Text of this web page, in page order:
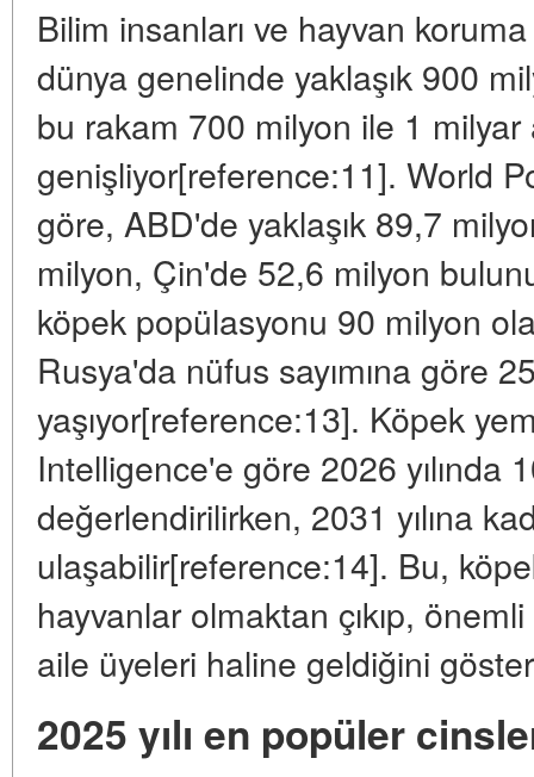
Bilim insanları ve hayvan
dünya genelinde yaklaşık 900
bu rakam 700 milyon ile 1 milyar
genişliyor[reference:11]. World
göre, ABD'de yaklaşık 89,7
milyon, Çin'de 52,6 milyon
köpek popülasyonu 90 milyon
Rusya'da nüfus sayımına göre
yaşıyor[reference:13]. Köpek
Intelligence'e göre 2026 yılında
değerlendirilirken, 2031 yılına
ulaşabilir[reference:14]. Bu,
hayvanlar olmaktan çıkıp,
aile üyeleri haline geldiğini
2025 yılı en popüler